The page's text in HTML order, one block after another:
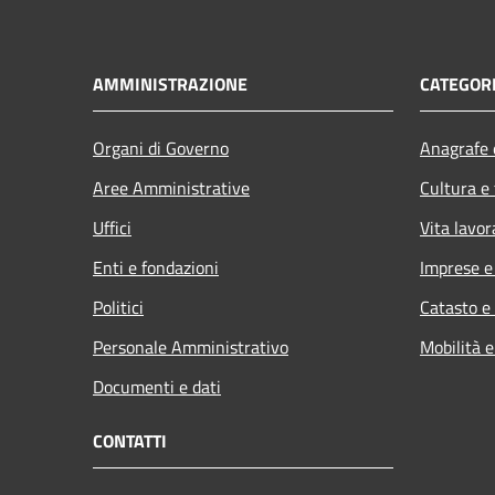
AMMINISTRAZIONE
Organi di Governo
Aree Amministrative
Uffici
Enti e fondazioni
Politici
Personale Amministrativo
Documenti e dati
Cultura
Vita
Imprese
Catasto
Mobilità
CONTATTI